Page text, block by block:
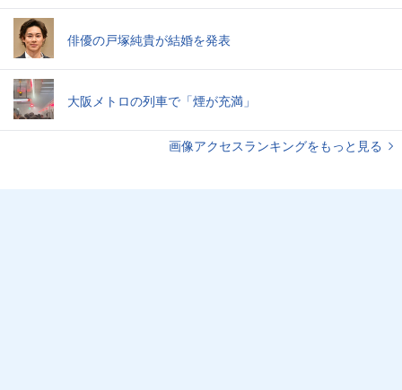
俳優の戸塚純貴が結婚を発表
大阪メトロの列車で「煙が充満」
画像アクセスランキングをもっと見る